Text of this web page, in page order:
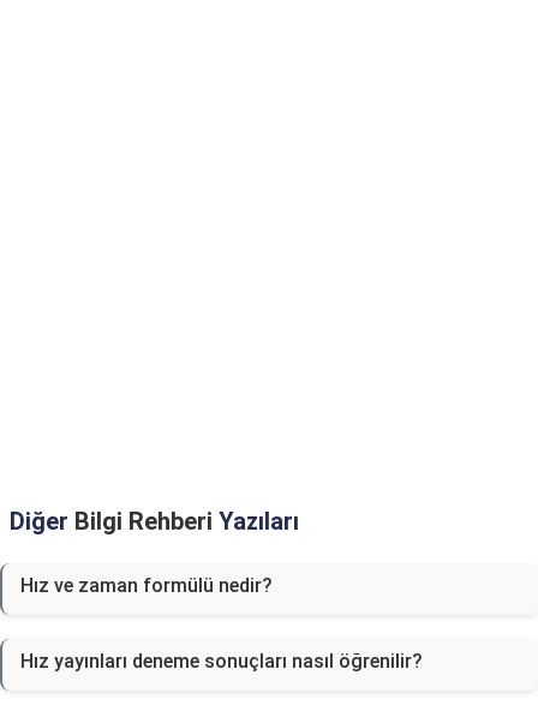
Diğer Bilgi Rehberi Yazıları
Hız ve zaman formülü nedir?
Hız yayınları deneme sonuçları nasıl öğrenilir?